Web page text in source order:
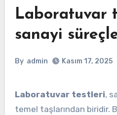
Laboratuvar
sanayi
By admin Kasım 17, 2025
Laboratuvar testleri,
temel taşlarından biridir.